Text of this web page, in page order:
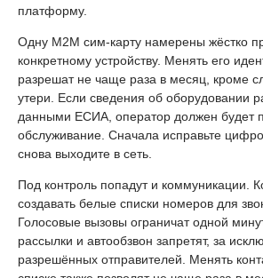
платформу.
Одну M2M сим-карту намерены жёстко
конкретному устройству. Менять его
разрешат не чаще раза в месяц, кроме
утери. Если сведения об оборудовании
данными ЕСИА, оператор должен будет
обслуживание. Сначала исправьте
снова выходите в сеть.
Под контроль попадут и коммуникации.
создавать белые списки номеров для
Голосовые вызовы ограничат одной
рассылки и автообзвон запретят, за
разрешённых отправителей. Менять